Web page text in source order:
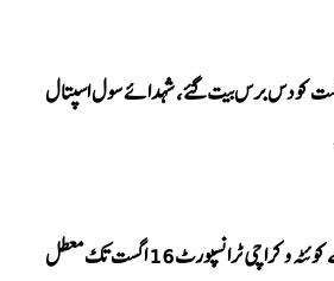
8 اگست کو دس برس بیت گئے، شہدائے سول اسپتال
کراچی ٹرانسپورٹ 16 اگست تک معطل